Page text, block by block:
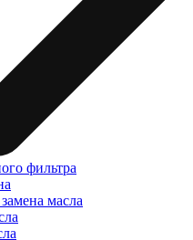
фильтра
масла